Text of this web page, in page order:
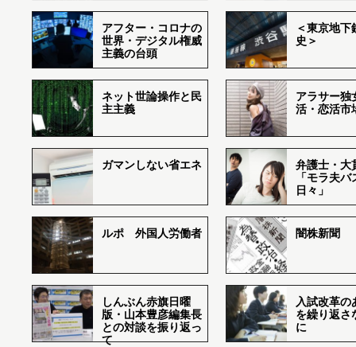
アフター・コロナの
世界・デジタル権威
主義の台頭
＜東京地下
史＞
ネット世論操作と民
主主義
アラサー独
活・恋活市
ガマンしない省エネ
弁護士・大
「モラ夫
日々」
ルポ 外国人労働者 闇株新聞
しんぶん赤旗日曜
版・山本豊彦編集長
との対談を振り返っ
て
入試改革の
を繰り返さ
に